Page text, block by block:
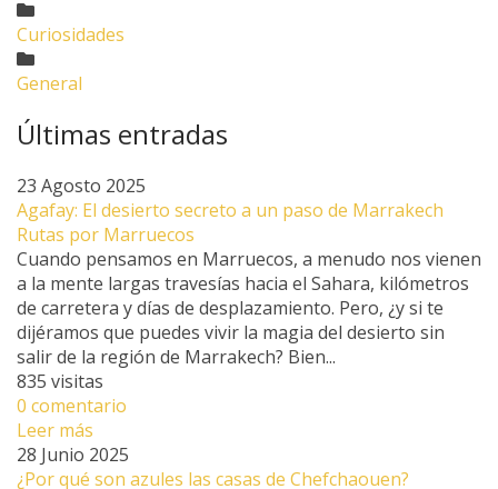
Curiosidades
General
Últimas entradas
23 Agosto 2025
Agafay: El desierto secreto a un paso de Marrakech
Rutas por Marruecos
Cuando pensamos en Marruecos, a menudo nos vienen
a la mente largas travesías hacia el Sahara, kilómetros
de carretera y días de desplazamiento. Pero, ¿y si te
dijéramos que puedes vivir la magia del desierto sin
salir de la región de Marrakech? Bien...
835 visitas
0 comentario
Leer más
28 Junio 2025
¿Por qué son azules las casas de Chefchaouen?